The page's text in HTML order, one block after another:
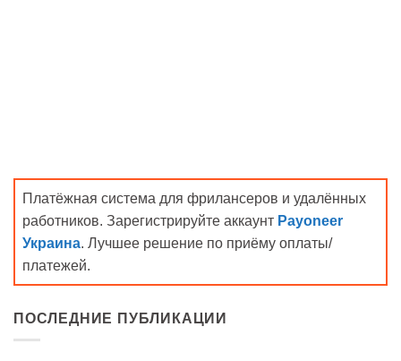
Платёжная система для фрилансеров и удалённых
работников. Зарегистрируйте аккаунт Payoneer
Украина. Лучшее решение по приёму оплаты/
платежей.
ПОСЛЕДНИЕ ПУБЛИКАЦИИ